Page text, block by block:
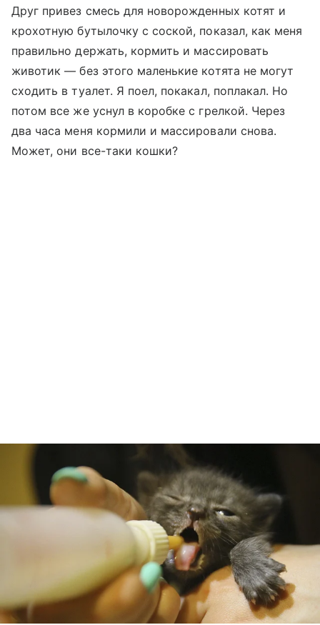
Друг привез смесь для новорожденных котят и
крохотную бутылочку с соской, показал, как меня
правильно держать, кормить и массировать
животик — без этого маленькие котята не могут
сходить в туалет. Я поел, покакал, поплакал. Но
потом все же уснул в коробке с грелкой. Через
два часа меня кормили и массировали снова.
Может, они все-таки кошки?